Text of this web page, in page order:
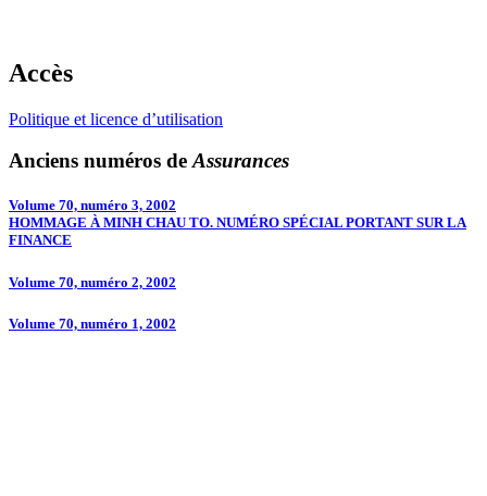
Accès
Politique et licence d’utilisation
Anciens numéros deAssurances
Volume 70, numéro 3, 2002
HOMMAGE À MINH CHAU TO. NUMÉRO SPÉCIAL PORTANT SUR LA
FINANCE
Volume 70, numéro 2, 2002
Volume 70, numéro 1, 2002